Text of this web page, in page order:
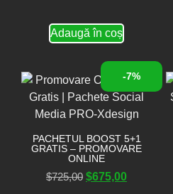
Adaugă în coș
-7%
PACHETUL BOOST 5+1
GRATIS – PROMOVARE
ONLINE
$725,00 $675,00